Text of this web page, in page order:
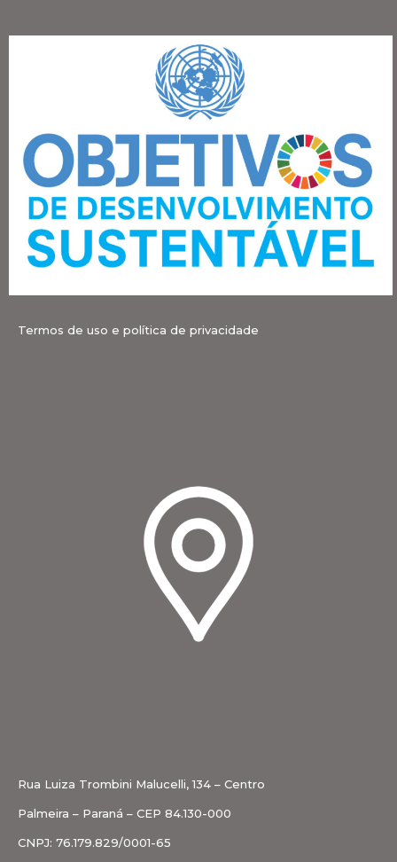
Termos de uso e política de privacidade
Rua Luiza Trombini Malucelli, 134 – Centro
Palmeira – Paraná – CEP 84.130-000
CNPJ: 76.179.829/0001-65